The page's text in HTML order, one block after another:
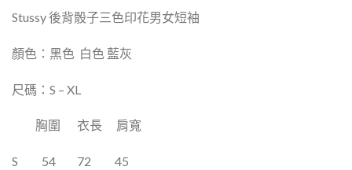
Stussy 後背骰子三色印花男女短袖
顏色：黑色 白色 藍灰
尺碼：S – XL
胸圍 衣長 肩寬
S 54 72 45